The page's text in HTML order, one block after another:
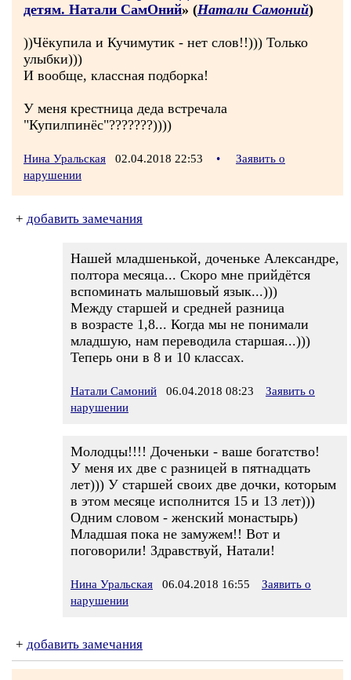
детям. Натали СамОний» (Натали Самоний)
))Чёкупила и Кучимутик - нет слов!!))) Только
улыбки)))
И вообще, классная подборка!
У меня крестница деда встречала
"Купилпинёс"???????))))
Нина Уральская 02.04.2018 22:53 •
Заявить о
нарушении
+ добавить замечания
Нашей младшенькой, доченьке Александре,
полтора месяца... Скоро мне прийдётся
вспоминать малышовый язык...)))
Между старшей и средней разница
в возрасте 1,8... Когда мы не понимали
младшую, нам переводила старшая...)))
Теперь они в 8 и 10 классах.
Натали Самоний 06.04.2018 08:23
Заявить о
нарушении
Молодцы!!!! Доченьки - ваше богатство!
У меня их две с разницей в пятнадцать
лет))) У старшей своих две дочки, которым
в этом месяце исполнится 15 и 13 лет)))
Одним словом - женский монастырь)
Младшая пока не замужем!! Вот и
поговорили! Здравствуй, Натали!
Нина Уральская 06.04.2018 16:55
Заявить о
нарушении
+ добавить замечания